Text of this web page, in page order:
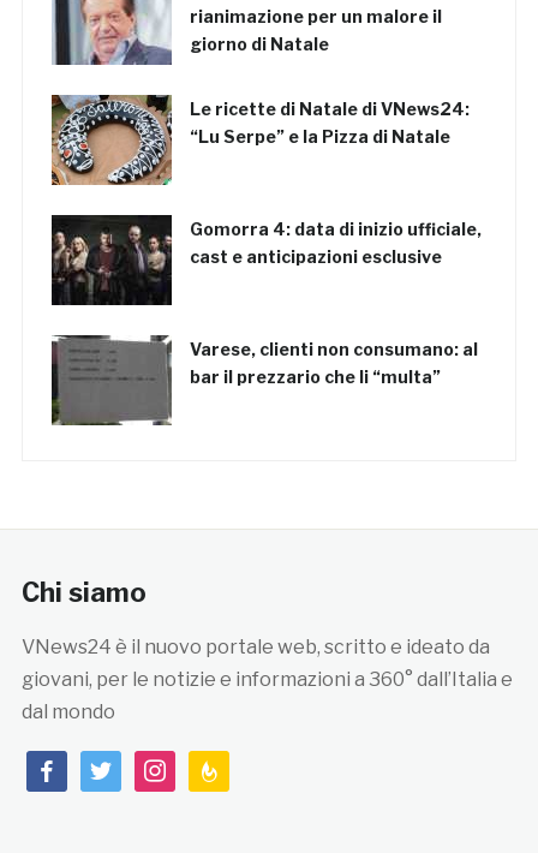
rianimazione per un malore il
giorno di Natale
Le ricette di Natale di VNews24:
“Lu Serpe” e la Pizza di Natale
Gomorra 4: data di inizio ufficiale,
cast e anticipazioni esclusive
Varese, clienti non consumano: al
bar il prezzario che li “multa”
Chi siamo
VNews24 è il nuovo portale web, scritto e ideato da
giovani, per le notizie e informazioni a 360° dall’Italia e
dal mondo
facebooktwitterinstagramfeedburner